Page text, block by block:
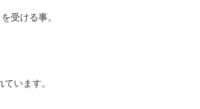
受ける事。
います。